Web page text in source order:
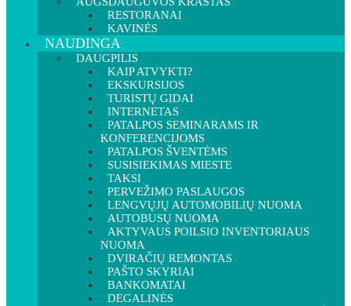
RESTORANAI
KAVINĖS
NAUDINGA
DAUGPILIS
KAIP ATVYKTI?
EKSKURSIJOS
TURISTŲ GIDAI
INTERNETAS
PATALPOS SEMINARAMS IR
KONFERENCIJOMS
PATALPOS ŠVENTĖMS
SUSISIEKIMAS MIESTE
TAKSI
PERVEŽIMO PASLAUGOS
LENGVŲJŲ AUTOMOBILIŲ NUOMA
AUTOBUSŲ NUOMA
AKTYVAUS POILSIO INVENTORIAUS
NUOMA
DVIRAČIŲ REMONTAS
PAŠTO SKYRIAI
BANKOMATAI
DEGALINĖS